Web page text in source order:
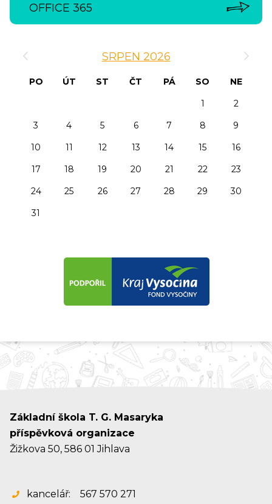
OFFICE 365
SRPEN 2026
PO ÚT ST ČT PÁ SO
NE
1
2
3
4 5 6 7 8
9
10
11 12 13 14 15
16
17
18 19 20 21 22
23
24
25 26 27 28 29
30
31
Základní škola T. G. Masaryka
příspěvková organizace
Žižkova 50, 586 01 Jihlava
kancelář:
567 570 271